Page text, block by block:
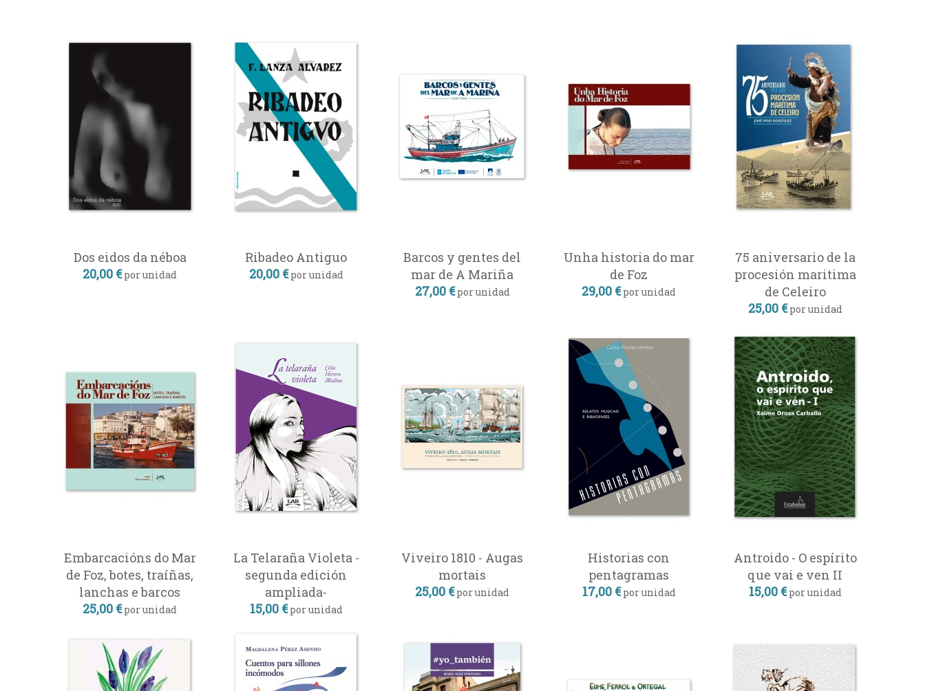
Dos eidos da néboa
20,00 €por unidad
Ribadeo Antiguo
20,00 € por unidad
Barcos y gentes del
mar de A Mariña
27,00 € por unidad
Unha historia do mar
de Foz
29,00 € por unidad
75 aniversario de la
procesión maritima
de Celeiro
25,00 € por unidad
Embarcacións do Mar
de Foz, botes, traíñas,
lanchas e barcos
25,00 €por unidad
La Telaraña Violeta -
segunda edición
ampliada-
15,00 € por unidad
Viveiro 1810 - Augas
mortais
25,00 €por unidad
Historias con
pentagramas
17,00 € por unidad
Antroido - O espírito
que vai e ven II
15,00 € por unidad